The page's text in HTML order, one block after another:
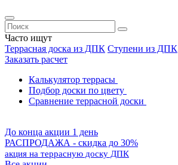
Часто ищут
Террасная доска из ДПК Ступени из ДПК
Заказать расчет
Калькулятор террасы
Подбор доски по цвету
Сравнение террасной доски
До конца акции 1 день
РАСПРОДАЖА - скидка до 30%
акция на террасную доску ДПК